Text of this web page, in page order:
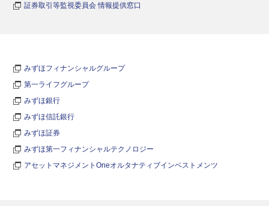
証券取引等監視委員会 情報提供窓口
みずほフィナンシャルグループ
第一ライフグループ
みずほ銀行
みずほ信託銀行
みずほ証券
みずほ第一フィナンシャルテクノロジー
アセットマネジメントOneオルタナティブインベストメンツ